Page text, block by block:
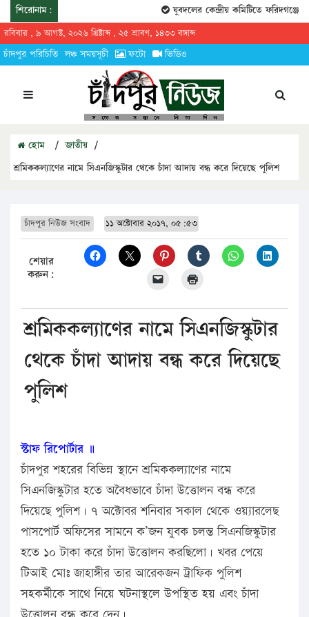
শিরোনাম: যুবদলের কেন্দ্রীয় কমিটিতে ফরিদগঞ্জের
রবিবার , ৯ আগস্ট, ২০২৬ খ্রিষ্টাব্দ , ২৫ শ্রাবণ, ১৪৩৩ বঙ্গাব্দ
চাঁদপুর পরিচিতি লঞ্চ সময়সূচী ফটো ভিডিও
হোম / জাতীয় /
শ্রমিককল্যাণের নামে সিএনজিস্কুটার থেকে চাঁদা আদায় বন্ধ করে দিয়েছে পুলিশ
চাঁদপুর নিউজ সংবাদ ১১ অক্টোবার ২০১৭, ০৫:৫৩
শেয়ার
করুন:
শ্রমিককল্যাণের নামে সিএনজিস্কুটার
থেকে চাঁদা আদায় বন্ধ করে দিয়েছে
পুলিশ
স্টাফ রিপোর্টার ॥
চাঁদপুর শহরের বিভিন্ন স্থানে শ্রমিককল্যাণের নামে
সিএনজিস্কুটার হতে অবৈধভাবে চাঁদা উত্তোলন বন্ধ করে
দিয়েছে পুলিশ। ৭ অক্টোবর শনিবার সকাল থেকে ওয়্যারলেছ
পাসপোর্ট অফিসের সামনে ক’জন যুবক চলন্ত সিএনজিস্কুটার
হতে ১০ টাকা করে চাঁদা উত্তোলন করছিলো। খবর পেয়ে
টিআই মোঃ জাহাঙ্গীর তার আরেকজন ট্রাফিক পুলিশ
সহকর্মীকে সাথে নিয়ে ঘটনাস্থলে উপস্থিত হয় এবং চাঁদা